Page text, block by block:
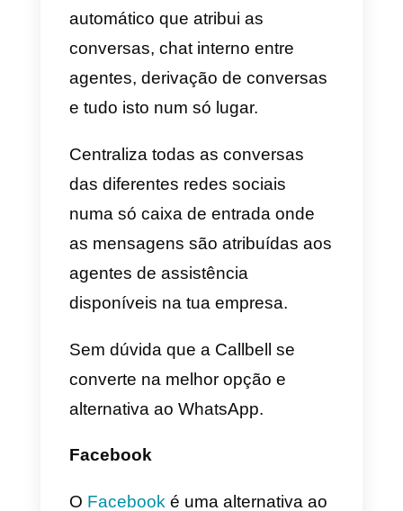
Callbell
é uma ferramenta
desenvolvida principalmente
que as empresas possam
oferecer vendas ou apoio aos
clientes através das redes
(Instagram direct, Telegram,
Facebook Messenger ou
WhatsApp).
A sua plataforma oferece
características especialmente
desenvolvidas para o ambiente
empresarial. Tens uma secção
métricas onde podes tomar o